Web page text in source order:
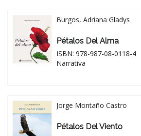
Burgos, Adriana Gladys
Pétalos Del Alma
ISBN: 978-987-08-0118-4
Narrativa
Jorge Montaño Castro
Pétalos Del Viento